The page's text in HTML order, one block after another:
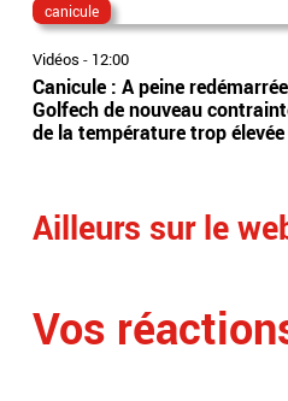
canicule
Vidéos - 12:00
Canicule : A peine
Golfech de nouveau
de la température trop
Ailleurs sur le
Vos